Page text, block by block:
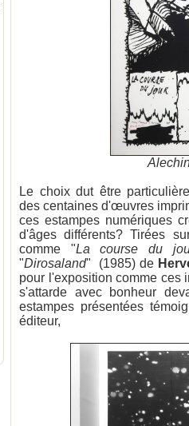
Le choix dut être
des centaines d'œuvres
ces estampes numériques
d'âges différents? Tirées
comme "La course du
"Dirosaland" (1985) de
pour l'exposition comme
s'attarde avec bonheur
estampes présentées
éditeur,